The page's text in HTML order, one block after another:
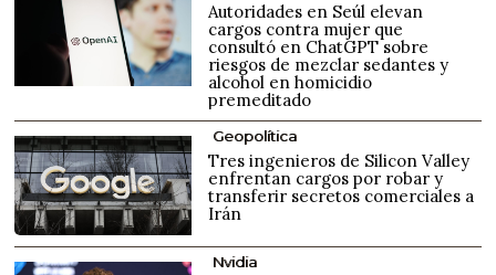
Autoridades en Seúl elevan
cargos contra mujer que
consultó en ChatGPT sobre
riesgos de mezclar sedantes y
alcohol en homicidio
premeditado
Geopolítica
Tres ingenieros de Silicon Valley
enfrentan cargos por robar y
transferir secretos comerciales a
Irán
Nvidia